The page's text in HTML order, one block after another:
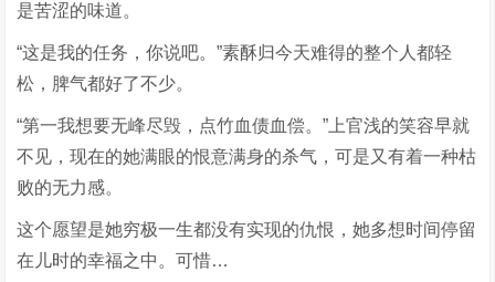
是苦涩的味道。
“这是我的任务，你说吧。”素酥归今天难得的整个人都轻
松，脾气都好了不少。
“第一我想要无峰尽毁，点竹血债血偿。”上官浅的笑容早就
不见，现在的她满眼的恨意满身的杀气，可是又有着一种枯
败的无力感。
这个愿望是她穷极一生都没有实现的仇恨，她多想时间停留
在儿时的幸福之中。可惜…